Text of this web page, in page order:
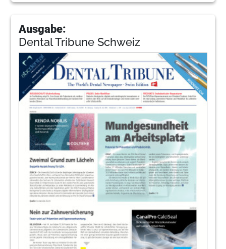
Ausgabe:
Dental Tribune Schweiz